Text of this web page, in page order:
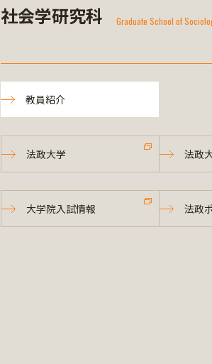
社会学研究科 Graduate School of
教員紹介
法政大学 法政
大学院入試情報 法政